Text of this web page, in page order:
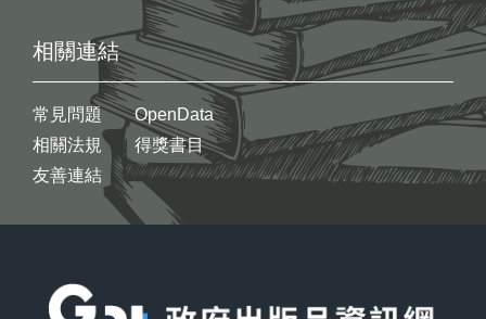
相關連結
常見問題
相關法規
友善連結
OpenData
得獎書目